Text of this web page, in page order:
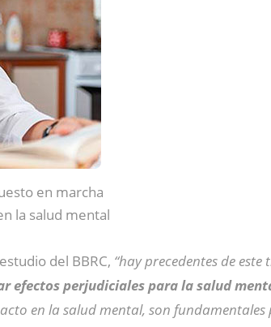
en marcha
la salud mental
del BBRC, “hay precedentes de este
efectos perjudiciales para la salud
en la salud mental, son fundamentales